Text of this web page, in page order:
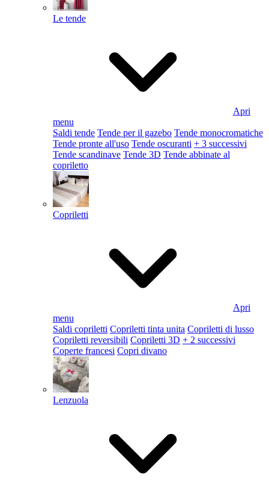
Le tende
Apri
menu
Saldi tende Tende per il gazebo Tende monocromatiche
Tende pronte all'uso Tende oscuranti + 3 successivi
Tende scandinave Tende 3D Tende abbinate al
copriletto
Copriletti
Apri
menu
Saldi copriletti Copriletti tinta unita Copriletti di lusso
Copriletti reversibili Copriletti 3D + 2 successivi
Coperte francesi Copri divano
Lenzuola